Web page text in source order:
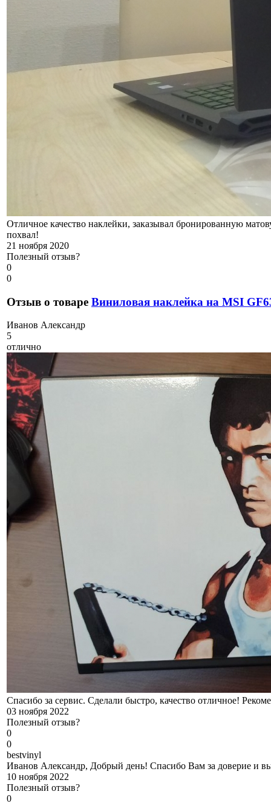
Отличное качество наклейки, заказывал бронированную
похвал!
21 ноября 2020
Полезный отзыв?
0
0
Отзыв о товаре Виниловая наклейка на MSI
Иванов Александр
5
отлично
Спасибо за сервис. Сделали быстро, качество отличное!
03 ноября 2022
Полезный отзыв?
0
0
bestvinyl
Иванов Александр, Добрый день! Спасибо Вам за доверие и
10 ноября 2022
Полезный отзыв?
0